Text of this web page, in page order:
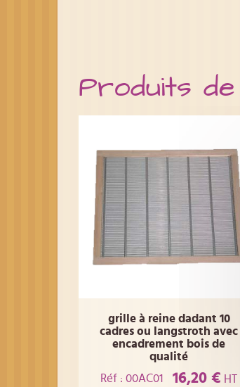
Produits
grille à reine dadant 10
cadres ou langstroth avec
encadrement bois de
qualité
Réf : 00AC01
16,20 € HT